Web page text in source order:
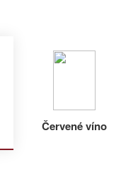
Červené víno